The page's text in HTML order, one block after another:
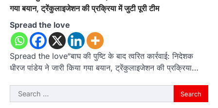
गया बयान, ट्रेंकुलाइजेशन की प्रक्रिया में जुटी पूरी टीम
Spread the love
Spread the love“बाघ की पुष्टि के बाद त्वरित कार्रवाई: निदेशक
धीरज पांडेय ने जारी किया गया बयान, ट्रेंकुलाइजेशन की प्रक्रिया…
Search
for: